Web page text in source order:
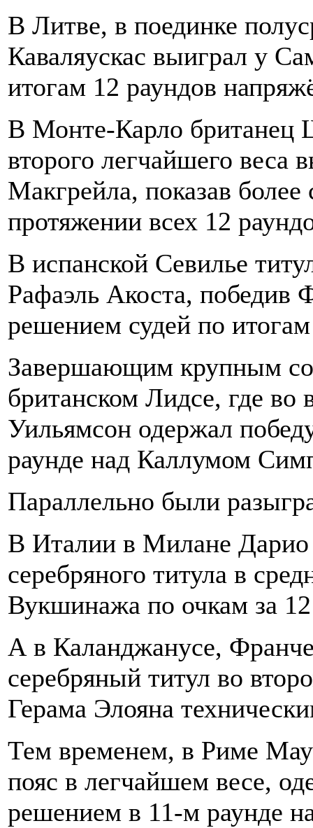
В Литве, в поединке
Каваляускас выиграл у
итогам 12 раундов
В Монте-Карло британец
второго легчайшего веса
Макгрейла, показав
протяжении всех 12
В испанской Севилье
Рафаэль Акоста, победив
решением судей по
Завершающим крупным
британском Лидсе, где во
Уильямсон одержал
раунде над Каллумом
Параллельно были
В Италии в Милане Дарио
серебряного титула в
Вукшинажа по очкам за
А в Каланджанусе,
серебряный титул во
Герама Элояна
Тем временем, в Риме
пояс в легчайшем весе,
решением в 11-м раунде